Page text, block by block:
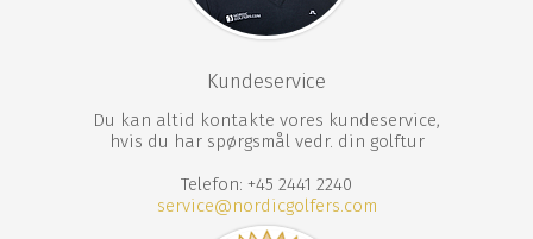
Kundeservice
Du kan altid kontakte vores kundeservice,
hvis du har spørgsmål vedr. din golftur
Telefon: +45 2441 2240
service@nordicgolfers.com